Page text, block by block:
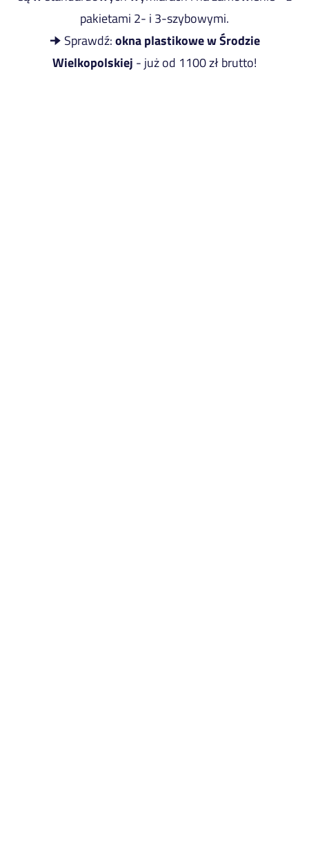
pakietami 2- i 3-szybowymi.
🠊 Sprawdź:okna plastikowe w Środzie
Wielkopolskiej - już od 1100 zł brutto!